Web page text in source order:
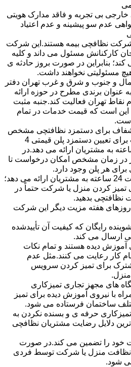
خارجی بی تجربه و فاقد مدارک هویتی
عدم سو پیشینه و عدم اعتیاد
نظافچی بیمه هستند.این شرکت
کارکنانش مسئول می داند و کلیه
کند؛ بنابراین در صورت بروز حادثه ی
مسئولیتی نخواهند داشت.
و جنوب و شرق و غرب تهران دفتر
عنوان برندی مطرح در حوزه ارائه
نقاط تهران فعالیت کند.جنبه مثبت
این است که قیمت خدمات در تمام
برای دستمزد نظافتچی مشخص
کرده است.این شرکت برای تعیین دستمزد پلن قیمتی 4
6 ساعته و 8 ساعته به مشتریان ارائه می دهد.در
در زمان مشخص امکان درخواست تا
هر پلن وجود دارد.
شرکت نظافچی خدمات 24 ساعته به مشتریان ارائه می دهد؛
تمیز کردن منزل یا شرکت حتماً در
بدهید.
هفته مزیت دیگر این شرکت
رایگان که کیفیت آن تأییدشده
ارسال می کند.
آموزش دیده هستند و تمام نکات
کار رعایت می کنند.مثل عدم
برای تمیز کردن سرویس
های مجهز تجاری تمیزکاری
با نیروی آموزش دیده برای تمیز
ساختمان فرستاده می شود.
حرفه ی و بسنده نکردن به
دلایل رضایت مشتریان نظافچی
خود را تضمین می کند.در صورت
نظافت منزل یا شرکت توسط فردی
شود.